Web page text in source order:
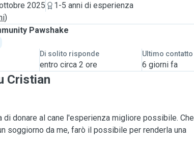
2025
1-5 anni di esperienza
)
Pawshake
Di solito risponde
entro circa 2 ore
Ultimo contatto
6 giorni fa
Cristian
di donare al cane l'esperienza migliore possibile. Che
soggiorno da me, farò il possibile per renderla una